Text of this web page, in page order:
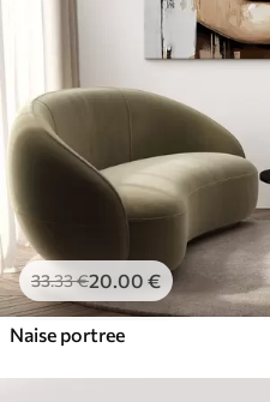
33.33€20.00 €
Naise portree